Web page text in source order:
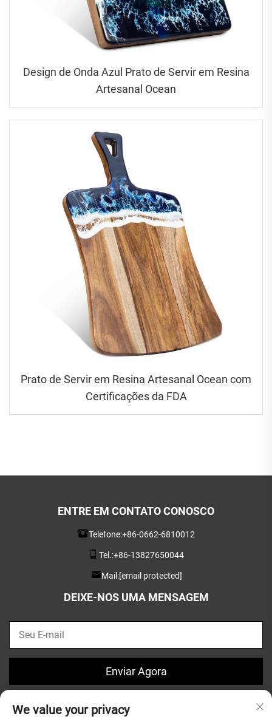
Design de Onda Azul ‌Prato de Servir em Resina
Artesanal Ocean
Prato de Servir em Resina Artesanal Ocean com
Certificações da FDA
ENTRE EM CONTATO CONOSCO
Telefone:+86-0662-6810012
Tel.:+86-13827650044
Mail:[email protected]
DEIXE-NOS UMA MENSAGEM
Enviar Agora
We value your privacy